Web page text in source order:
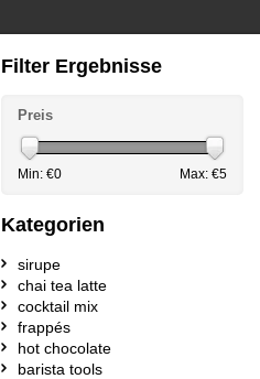
Filter Ergebnisse
Preis
Min: €0 Max: €5
Kategorien
sirupe
chai tea latte
cocktail mix
frappés
hot chocolate
barista tools